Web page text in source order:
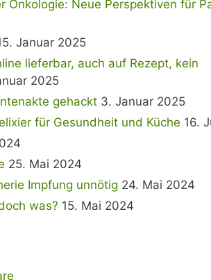
Onkologie: Neue Perspektiven für
Januar 2025
lieferbar, auch auf Rezept, kein
2025
gehackt 3. Januar 2025
für Gesundheit und Küche 16.
25. Mai 2024
Impfung unnötig 24. Mai 2024
was? 15. Mai 2024